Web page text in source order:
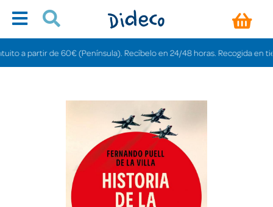
a partir de 60€ (Península). Recíbelo en 24/48 horas. Recogida en